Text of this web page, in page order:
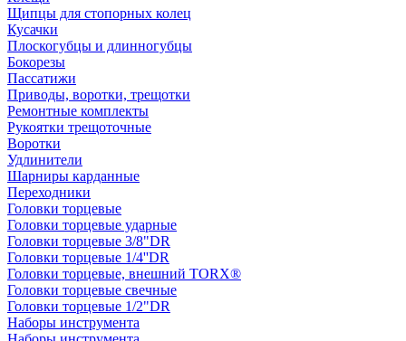
Щипцы для стопорных колец
Кусачки
Плоскогубцы и длинногубцы
Бокорезы
Пассатижи
Приводы, воротки, трещотки
Ремонтные комплекты
Рукоятки трещоточные
Воротки
Удлинители
Шарниры карданные
Переходники
Головки торцевые
Головки торцевые ударные
Головки торцевые 3/8"DR
Головки торцевые 1/4''DR
Головки торцевые, внешний TORX®
Головки торцевые свечные
Головки торцевые 1/2"DR
Наборы инструмента